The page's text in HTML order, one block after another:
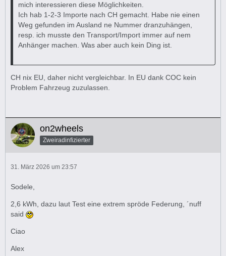
mich interessieren diese Möglichkeiten.
Ich hab 1-2-3 Importe nach CH gemacht. Habe nie einen
Weg gefunden im Ausland ne Nummer dranzuhängen,
resp. ich musste den Transport/Import immer auf nem
Anhänger machen. Was aber auch kein Ding ist.
CH nix EU, daher nicht vergleichbar. In EU dank COC kein
Problem Fahrzeug zuzulassen.
on2wheels
Zweiradinfizierter
31. März 2026 um 23:57
Sodele,
2,6 kWh, dazu laut Test eine extrem spröde Federung, ´nuff
said
Ciao
Alex